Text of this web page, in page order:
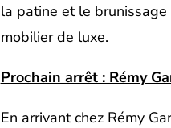
la patine et le brunissage
mobilier de luxe.
Prochain arrêt : Rémy
En arrivant chez Rémy